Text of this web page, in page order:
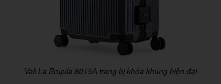
Vali La Brujula 8015A trang bị khóa khung hiện đại